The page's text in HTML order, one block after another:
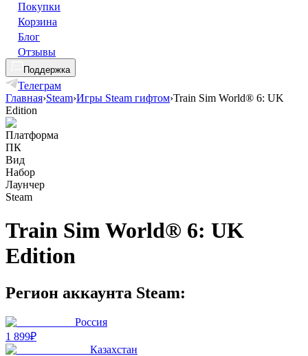
Покупки
Корзина
Блог
Отзывы
Поддержка
Телеграм
Главная›Steam›Игры Steam гифтом›Train Sim World® 6: UK
Edition
Платформа
ПК
Вид
Набор
Лаунчер
Steam
Train Sim World® 6: UK
Edition
Регион аккаунта Steam:
Россия
1 899₽
Казахстан